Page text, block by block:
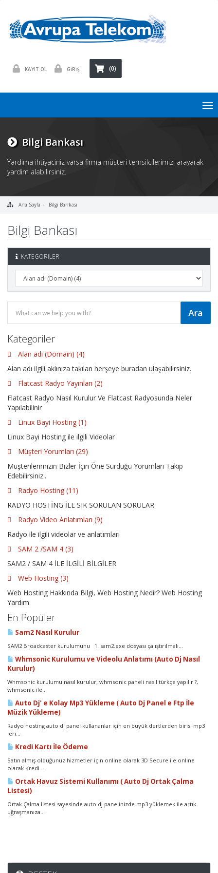
KAYIT OL GİRİŞ (0)
Bilgi Bankası
Yardima ihtiyaciniz varsa firma müsteri temsilcilerimizi arayarak
yardim alabilirsiniz.
Ana Sayfa Bilgi Bankası
Bilgi Bankası
KATEGORILER
Kategoriler
Alan adı (Domain) (4)
Alan adı ilgili aklınıza takılan herşeye buradan ulaşabilirsiniz.
Flatcast Radyo Yayınları (2)
Flatcast Radyo Nasıl Kurulur Ve Flatcast Radyosunda Neler
Yapılabilinir
Linux Bayi Hosting (1)
Linux Bayi Hosting ile ilgili Videolar
Müşteri Yorumları (29)
Müşterilerimizin Bizler İçin Öne Sürdüğü Yorumları Takip
Edebilirsiniz..
Radyo Hosting (11)
RADYO HOSTİNG İLE SIK SORULAN SORULAR
Radyo Video Anlatımları (9)
Radyo ile ilgili videolar ve anlatımları
SAM 2 /SAM 4 (3)
SAM2 / SAM 4 İLE İLGİLİ BİLGİLER
Web Hosting (3)
Web Hosting Hakkında Bilgi, Web Hosting Nedir? Web Hosting
Yardım
En Popüler
Sam2 Nasıl Kurulur
SAM2 Broadcaster kurulumunu 1. sam2.exe dosyası çalıştırılmalı...
Whmsonic Kurulumu ve Videolu Anlatımı (Auto Dj Nasıl
Kurulur)
Whmsonic kurulumu nasıl kurulur, whmsonic paneli nasıl türkçe yapılır ?,
whmsonic ile...
Auto Dj' e Kolay Mp3 Yükleme ( Auto Dj Panel e Ftp İle
Müzik Yükleme)
Radyo hosting auto dj panel kullananlar için en büyük dertlerden birisi mp3
leri...
Kredi Kartı İle Ödeme
Satın almış olduğunuz hizmetler için online olarak 3D Secure ile online
olarak Kredi...
Ortak Havuz Sistemi Kullanımı ( Auto Dj Ortak Çalma
Listesi)
Ortak Çalma listesi sayesinde auto dj panelinizde mp3 yüklemek ile artık
uğraşmanıza...